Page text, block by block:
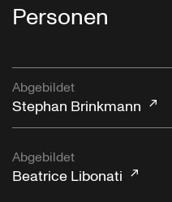
Personen
Abgebildet
Stephan Brinkmann
Abgebildet
Beatrice Libonati